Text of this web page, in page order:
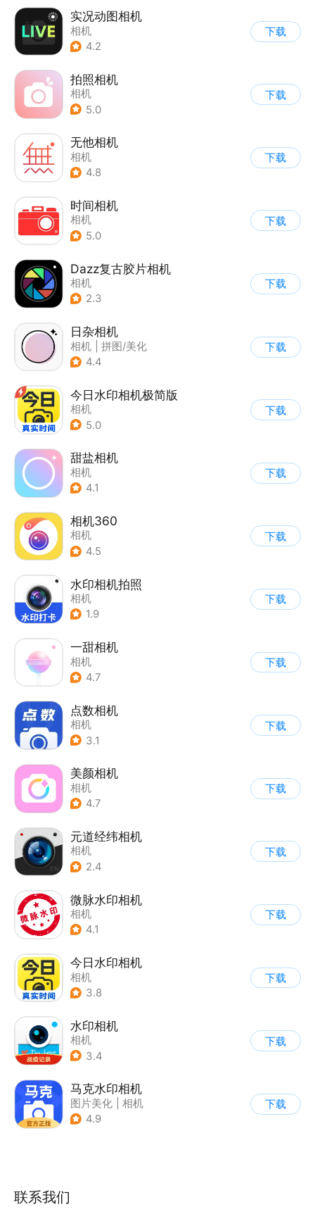
实况动图相机
相机
4.2
下载
拍照相机
相机
5.0
下载
无他相机
相机
4.8
下载
时间相机
相机
5.0
下载
Dazz复古胶片相机
相机
2.3
下载
日杂相机
相机
拼图/美化
| 图片美化
4.4
下载
今日水印相机极简版
相机
5.0
下载
甜盐相机
相机
4.1
下载
相机360
相机
4.5
下载
水印相机拍照
相机
1.9
下载
一甜相机
相机
4.7
下载
点数相机
相机
3.1
下载
美颜相机
相机
4.7
下载
元道经纬相机
相机
2.4
下载
微脉水印相机
相机
4.1
下载
今日水印相机
相机
3.8
下载
水印相机
相机
3.4
下载
马克水印相机
图片美化
相机
4.9
下载
联系我们